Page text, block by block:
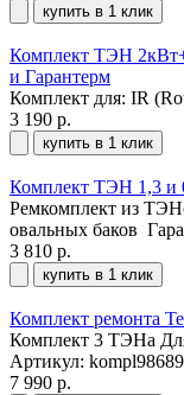
купить в 1 клик
Комплект ТЭН
и Гарантерм
Комплект для: IR
3 190 р.
купить в 1 клик
Комплект ТЭН 1,3 и
Ремкомплект из
овальных баков
3 810 р.
купить в 1 клик
Комплект ремонта
Комплект 3 ТЭНа
Артикул: kompl98689
7 990 р.